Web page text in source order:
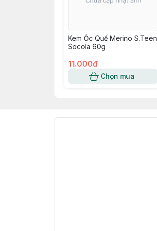
Kem Ốc Quế Merino S.Teen
Socola 60g
11.000đ
Chọn mua